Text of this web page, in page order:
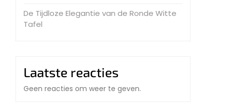
De Tijdloze Elegantie van de Ronde Witte
Tafel
Laatste reacties
Geen reacties om weer te geven.